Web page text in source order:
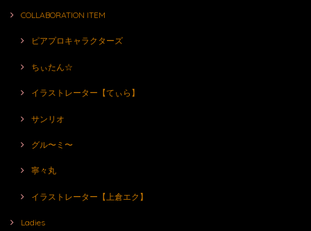
COLLABORATION ITEM
ピアプロキャラクターズ
ちぃたん☆
イラストレーター【てぃら】
サンリオ
グル〜ミ〜
寧々丸
イラストレーター【上倉エク】
Ladies